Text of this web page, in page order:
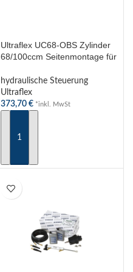
Ultraflex UC68-OBS Zylinder
68/100ccm Seitenmontage für
Installation
hydraulische Steuerung
Ultraflex
373,70 € *inkl. MwSt